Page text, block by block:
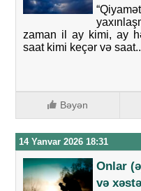
zaman il ay kimi, ay
saat kimi keçər və
Bəyən
14 Yanvar 2026 18:31
Onlar
və